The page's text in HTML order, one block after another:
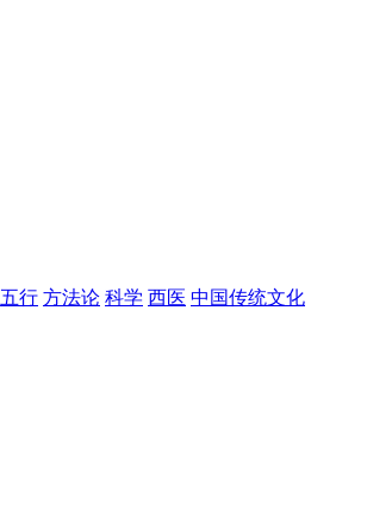
五行 方法论 科学 西医 中国传统文化